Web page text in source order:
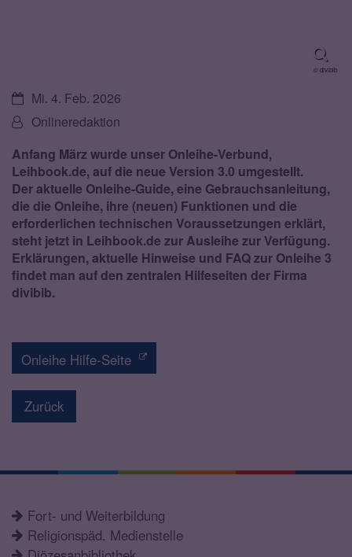
© divibib
Datum:Mi. 4. Feb. 2026
Von:Onlineredaktion
Anfang März wurde unser Onleihe-Verbund,
Leihbook.de, auf die neue Version 3.0 umgestellt.
Der aktuelle Onleihe-Guide, eine Gebrauchsanleitung,
die die Onleihe, ihre (neuen) Funktionen und die
erforderlichen technischen Voraussetzungen erklärt,
steht jetzt in Leihbook.de zur Ausleihe zur Verfügung.
Erklärungen, aktuelle Hinweise und FAQ zur Onleihe 3
findet man auf den zentralen Hilfeseiten der Firma
divibib.
Onleihe Hilfe-Seite
Zurück
Fort- und Weiterbildung
Religionspäd. Medienstelle